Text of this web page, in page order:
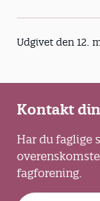
Udgivet den 12.
Kontakt
Har du faglige
fagforening.